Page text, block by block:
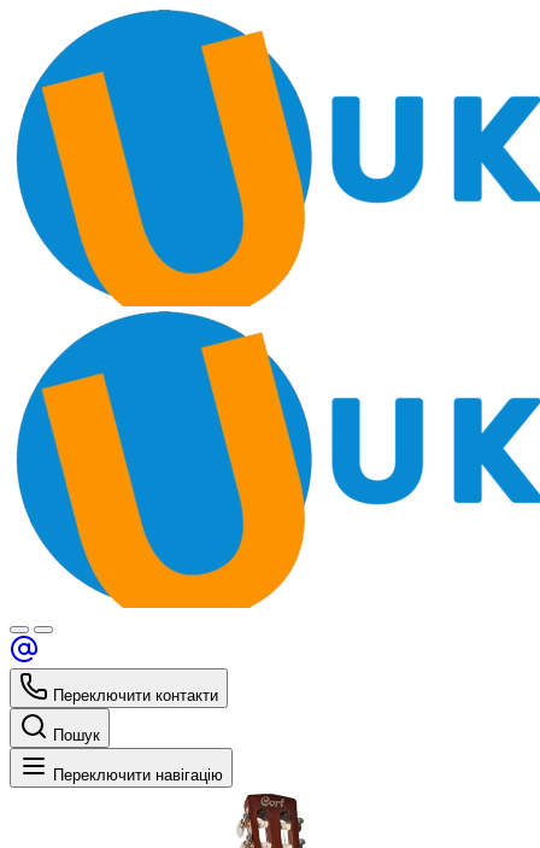
Переключити контакти
Пошук
Переключити навігацію